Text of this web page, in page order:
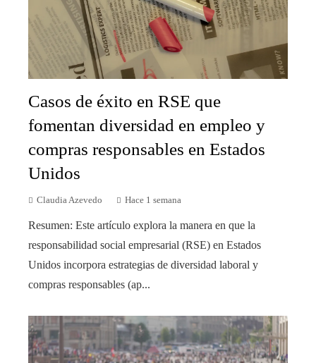
Casos de éxito en RSE que
fomentan diversidad en empleo y
compras responsables en Estados
Unidos
Claudia Azevedo Hace 1 semana
Resumen: Este artículo explora la manera en que la
responsabilidad social empresarial (RSE) en Estados
Unidos incorpora estrategias de diversidad laboral y
compras responsables (ap...